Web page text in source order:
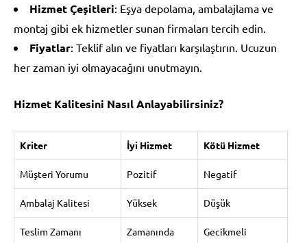
Hizmet Çeşitleri: Eşya depolama, ambalajlama ve
montaj gibi ek hizmetler sunan firmaları tercih edin.
Fiyatlar: Teklif alın ve fiyatları karşılaştırın. Ucuzun
her zaman iyi olmayacağını unutmayın.
Hizmet Kalitesini Nasıl Anlayabilirsiniz?
Kriter İyi Hizmet Kötü Hizmet
Müşteri Yorumu Pozitif Negatif
Ambalaj Kalitesi Yüksek Düşük
Teslim Zamanı Zamanında Gecikmeli